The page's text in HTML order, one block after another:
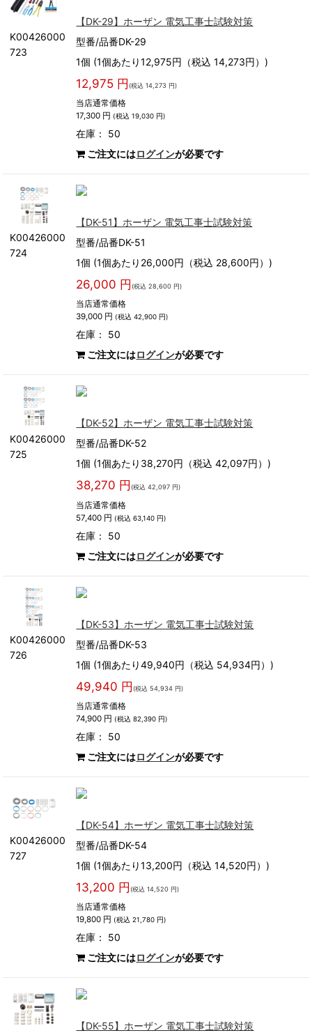
K00426000
723
【DK-29】ホーザン 電気工事士試験対策
型番/品番DK-29
1個 (1個あたり12,975円（税込 14,273円）)
12,975 円 (税込 14,273 円)
当店通常価格
17,300 円 (税込 19,030 円)
在庫： 50
ご注文にはログインが必要です
K00426000
724
【DK-51】ホーザン 電気工事士試験対策
型番/品番DK-51
1個 (1個あたり26,000円（税込 28,600円）)
26,000 円 (税込 28,600 円)
当店通常価格
39,000 円 (税込 42,900 円)
在庫： 50
ご注文にはログインが必要です
K00426000
725
【DK-52】ホーザン 電気工事士試験対策
型番/品番DK-52
1個 (1個あたり38,270円（税込 42,097円）)
38,270 円 (税込 42,097 円)
当店通常価格
57,400 円 (税込 63,140 円)
在庫： 50
ご注文にはログインが必要です
K00426000
726
【DK-53】ホーザン 電気工事士試験対策
型番/品番DK-53
1個 (1個あたり49,940円（税込 54,934円）)
49,940 円 (税込 54,934 円)
当店通常価格
74,900 円 (税込 82,390 円)
在庫： 50
ご注文にはログインが必要です
K00426000
727
【DK-54】ホーザン 電気工事士試験対策
型番/品番DK-54
1個 (1個あたり13,200円（税込 14,520円）)
13,200 円 (税込 14,520 円)
当店通常価格
19,800 円 (税込 21,780 円)
在庫： 50
ご注文にはログインが必要です
【DK-55】ホーザン 電気工事士試験対策